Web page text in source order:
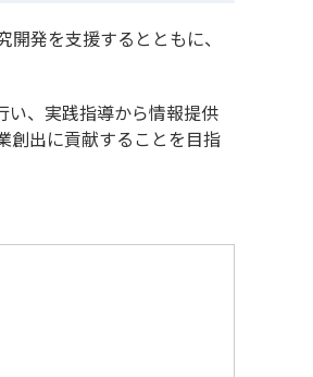
発を支援するとともに、
い、実践指導から情報提供
創出に貢献することを目指